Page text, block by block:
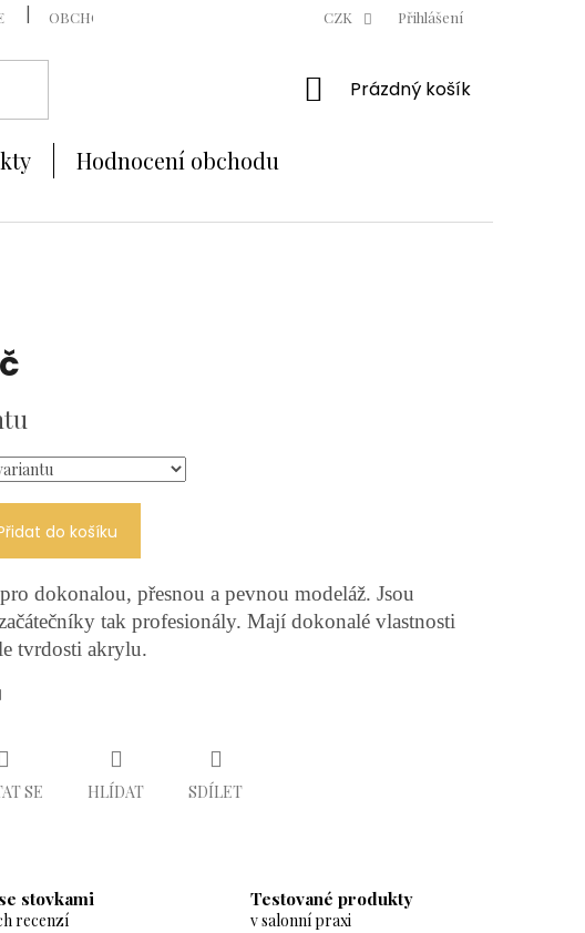
OBCHODNÍ PODMÍNKY OCHRANA OSOBNÍCH ÚDAJŮ
CZK Přihlášení
NÁKUPNÍ
Prázdný košík
Hodnocení obchodu
do košíku
dokonalou, přesnou a pevnou modeláž. Jsou
tak profesionály. Mají dokonalé vlastnosti
tvrdosti akrylu.
SE HLÍDAT SDÍLET
stovkami
recenzí
Testované produkty
v salonní praxi